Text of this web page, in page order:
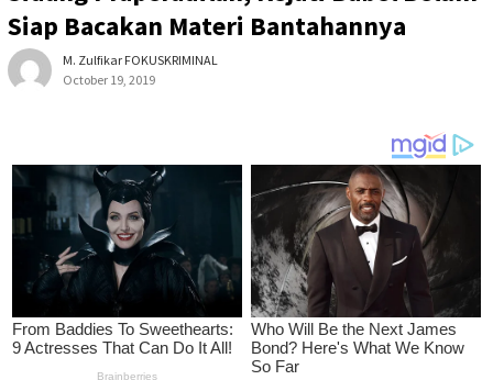
Siap Bacakan Materi Bantahannya
M. Zulfikar FOKUSKRIMINAL
October 19, 2019